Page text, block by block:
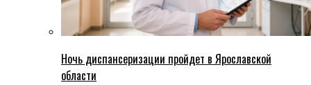
Ночь диспансеризации пройдет в Ярославской
области